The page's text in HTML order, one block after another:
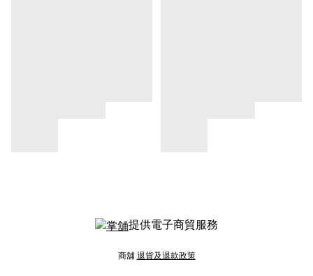
提供電子商貿服務
商舖 退貨及退款政策